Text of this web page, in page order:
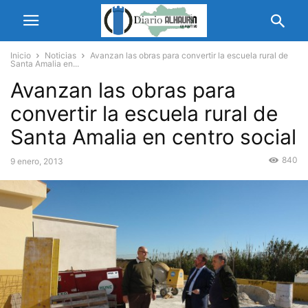
Inicio Noticias
Avanzan las obras para convertir la escuela rural de
Santa Amalia en...
Avanzan las obras para
convertir la escuela rural de
Santa Amalia en centro social
9 enero, 2013 840